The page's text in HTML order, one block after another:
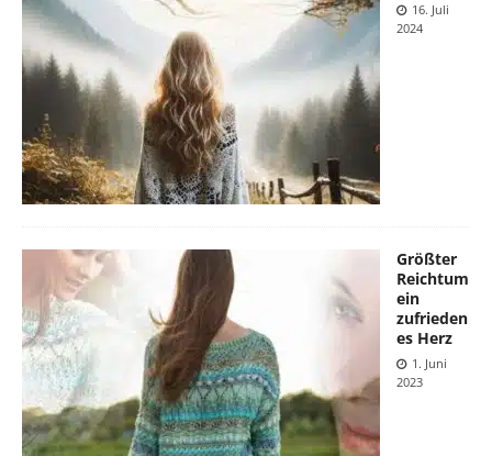
16. Juli
2024
Größter
Reichtum
ein
zufrieden
es Herz
1. Juni
2023